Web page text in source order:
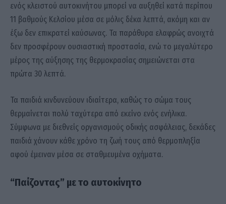
ενός κλειστού αυτοκινήτου μπορεί να αυξηθεί κατά περίπου
11 βαθμούς Κελσίου μέσα σε μόλις δέκα λεπτά, ακόμη και αν
έξω δεν επικρατεί καύσωνας. Τα παράθυρα ελαφρώς ανοιχτά
δεν προσφέρουν ουσιαστική προστασία, ενώ το μεγαλύτερο
μέρος της αύξησης της θερμοκρασίας σημειώνεται στα
πρώτα 30 λεπτά.
Τα παιδιά κινδυνεύουν ιδιαίτερα, καθώς το σώμα τους
θερμαίνεται πολύ ταχύτερα από εκείνο ενός ενήλικα.
Σύμφωνα με διεθνείς οργανισμούς οδικής ασφάλειας, δεκάδες
παιδιά χάνουν κάθε χρόνο τη ζωή τους από θερμοπληξία
αφού έμειναν μέσα σε σταθμευμένα οχήματα.
“Παίζοντας” με το αυτοκίνητο